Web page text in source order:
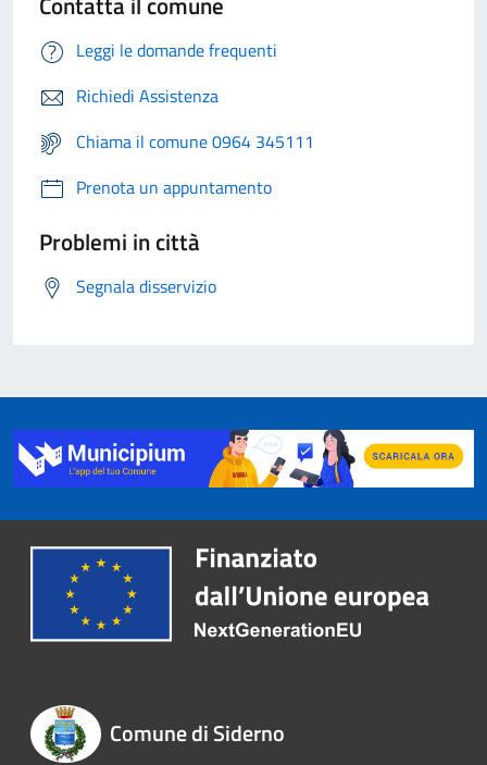
Leggi le domande frequenti
Richiedi Assistenza
Chiama il comune 0964 345111
Prenota un appuntamento
Problemi in città
Segnala disservizio
Comune di Siderno